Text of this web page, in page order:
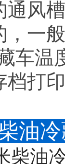
通风
，一
车温
档打
油